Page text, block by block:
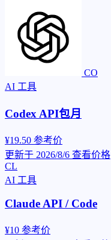
CO
AI 工具
Codex API包月
¥19.50 参考价
更新于 2026/8/6 查看价格
CL
AI 工具
Claude API / Code
¥10 参考价